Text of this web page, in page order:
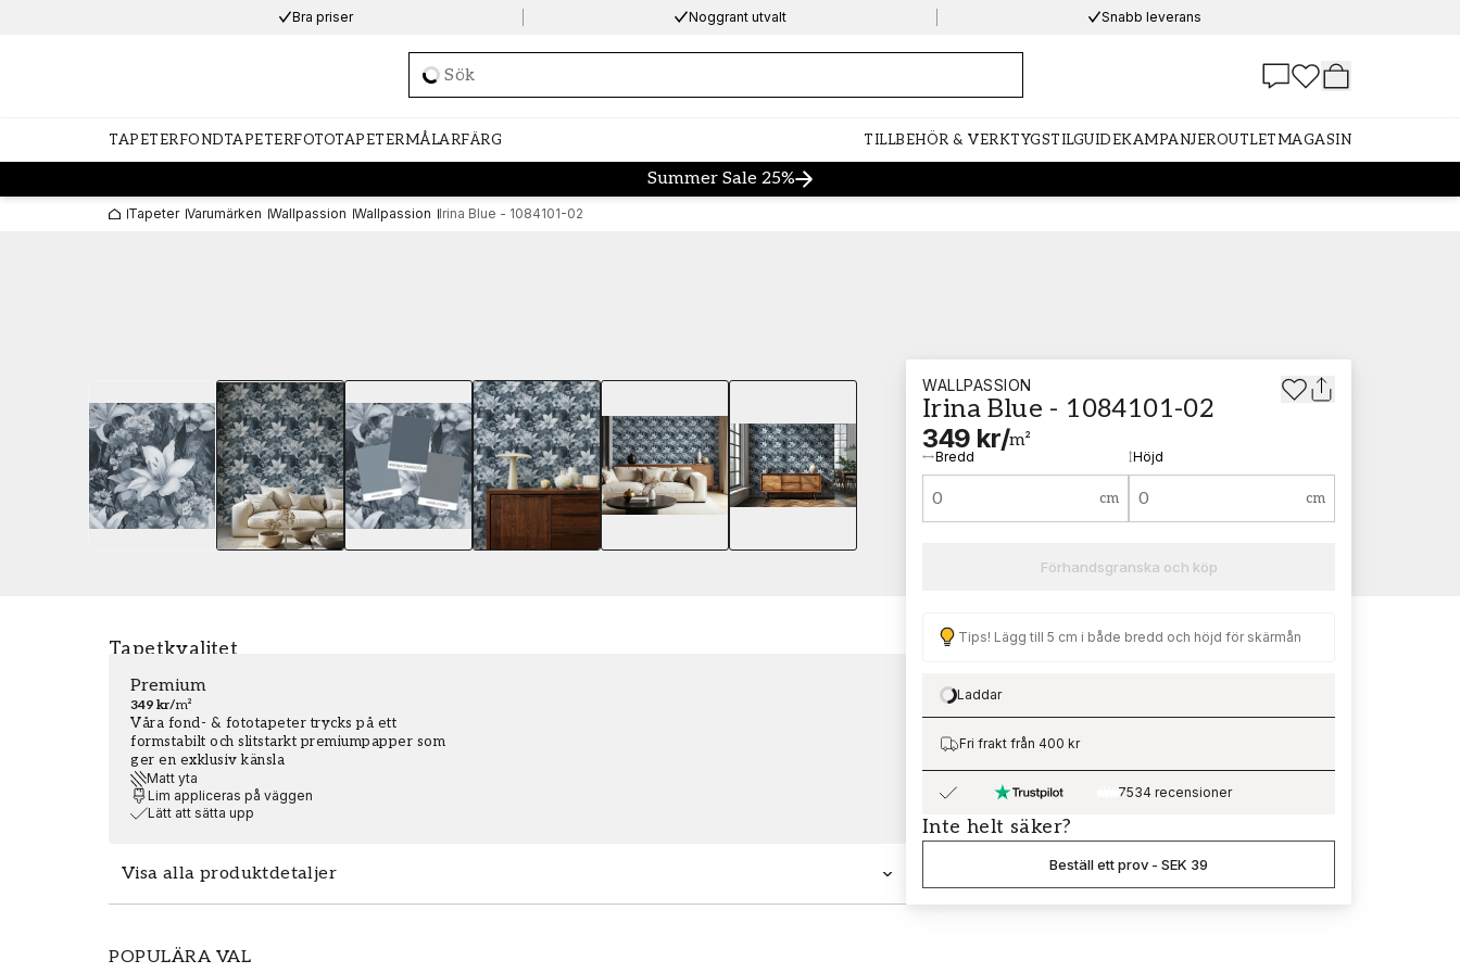
Bra priser Noggrant utvalt Snabb leverans
Loading…
TAPETERFONDTAPETERFOTOTAPETERMÅLARFÄRG TILLBEHÖR & VERKTYGSTILGUIDEKAMPANJEROUTLETMAGASIN
Summer Sale 25%
Tapeter Varumärken Wallpassion Wallpassion Irina Blue - 1084101-02
Loading…
Tapetkvalitet
Premium
349 kr/m²
Våra fond- & fototapeter trycks på ett
formstabilt och slitstarkt premiumpapper som
ger en exklusiv känsla
Matt yta
Lim appliceras på väggen
Lätt att sätta upp
Visa alla produktdetaljer
måttbeställa utifrån dina egna behov. Med en unik fondtapet kan du enkelt skapa din
POPULÄRA VAL
WALLPASSION
Irina Blue - 1084101-02
349 kr/m²
Bredd Höjd
cm cm
Förhandsgranska och köp
Tips! Lägg till 5 cm i både bredd och höjd för skärmån
Loading…
Laddar
Fri frakt från 400 kr
7534 recensioner
Inte helt säker?
Beställ ett prov - SEK 39